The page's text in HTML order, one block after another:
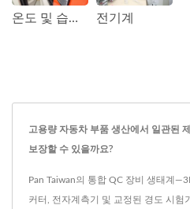
온도 및 습도 챔버 전기계
고용량 자동차 부품 생산에서 일관된
보장할 수 있을까요?
Pan Taiwan의 통합 QC 장비 생태계
커터, 전자계측기 및 교정된 경도 시험